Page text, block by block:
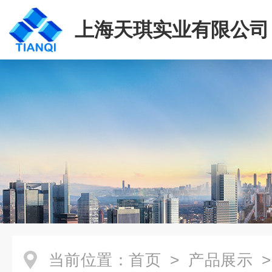
上海天琪实业有限公司
当前位置： 首页 > 产品展示